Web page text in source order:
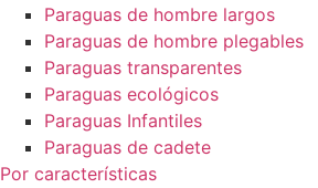
Paraguas de hombre largos
Paraguas de hombre plegables
Paraguas transparentes
Paraguas ecológicos
Paraguas Infantiles
Paraguas de cadete
Por características